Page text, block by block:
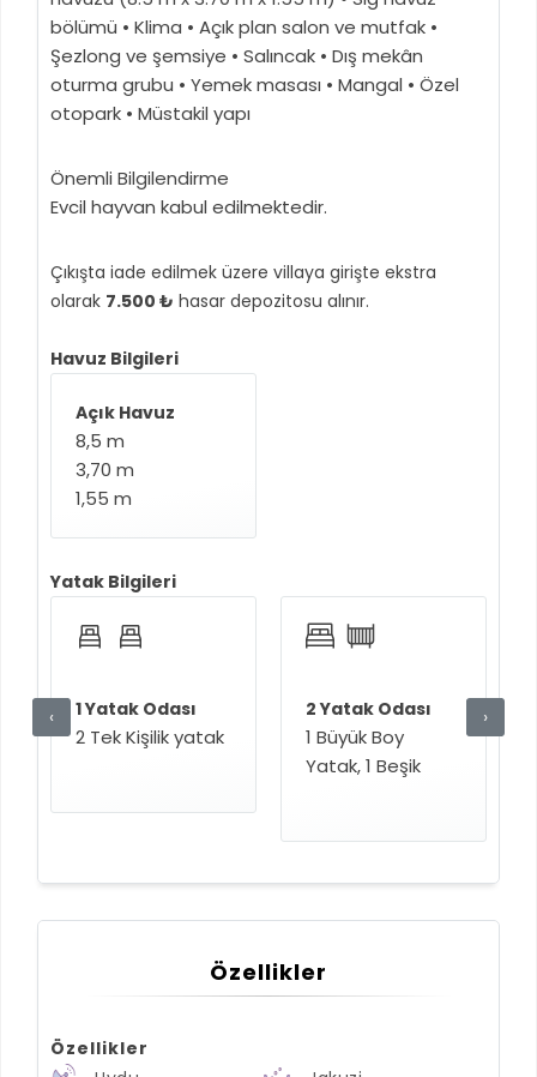
bölümü • Klima • Açık plan salon ve mutfak •
Şezlong ve şemsiye • Salıncak • Dış mekân
oturma grubu • Yemek masası • Mangal • Özel
otopark • Müstakil yapı
Önemli Bilgilendirme
Evcil hayvan kabul edilmektedir.
Çıkışta iade edilmek üzere villaya girişte ekstra
olarak 7.500 ₺ hasar depozitosu alınır.
Havuz Bilgileri
Açık Havuz
8,5 m
3,70 m
1,55 m
Yatak Bilgileri
1 Yatak Odası
2 Tek Kişilik yatak
2 Yatak Odası
1 Büyük Boy
Yatak, 1 Beşik
‹ ›
Özellikler
Özellikler